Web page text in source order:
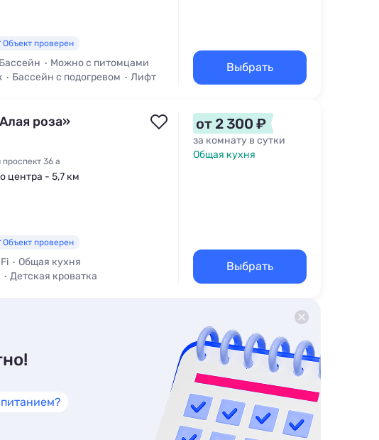
Объект проверен
Бассейн
Можно с питомцами
Бассейн с подогревом Лифт
Выбрать
роза»
36 а
центра - 5,7 км
Объект проверен
Общая кухня
Детская кроватка
от 2 300 ₽
за комнату в сутки
Общая кухня
Выбрать